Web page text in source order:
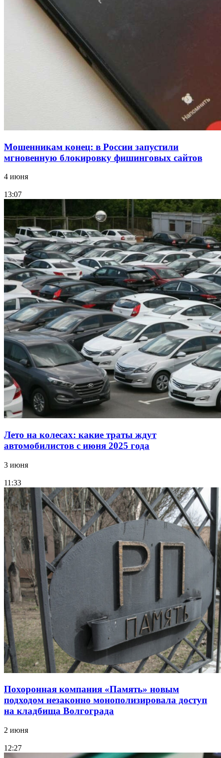
парке прошёл фестиваль „Арбузный переполох“
Волгоградские компании нарастили экспорт:
заключены контракты на 3,6 млн долларов
Мошенникам конец: в России запустили
мгновенную блокировку фишинговых сайтов
4 июня
13:07
Лето на колесах: какие траты ждут
автомобилистов с июня 2025 года
3 июня
11:33
Похоронная компания «Память» новым
подходом незаконно монополизировала доступ
на кладбища Волгограда
2 июня
12:27